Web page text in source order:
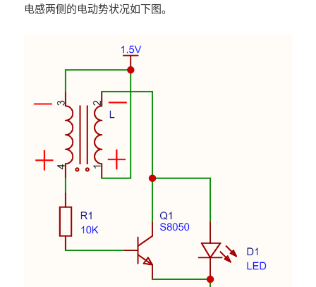
电感两侧的电动势状况如下图。